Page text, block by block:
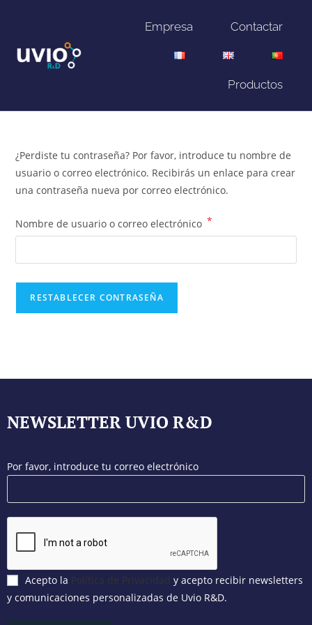
Empresa Contactar
Productos
¿Perdiste tu contraseña? Por favor, introduce tu nombre de
usuario o correo electrónico. Recibirás un enlace para crear
una contraseña nueva por correo electrónico.
Nombre de usuario o correo electrónico *
RESTABLECER CONTRASEÑA
NEWSLETTER UVIO R&D
Por favor, introduce tu correo electrónico
Acepto la
y acepto recibir newsletters
y comunicaciones personalizadas de Uvio R&D.